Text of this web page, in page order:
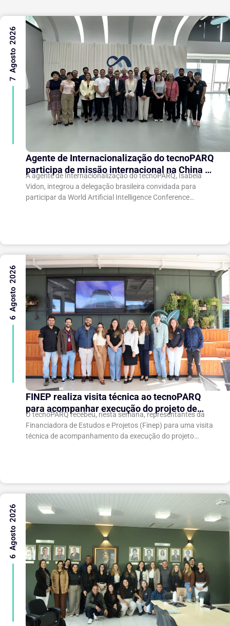
Agente de Internacionalização do tecnoPARQ
participa de missão internacional na China e
fortalece conexões com o ecossistema de
inovação
A agente de Internacionalização do tecnoPARQ, Isabela
Vidon, integrou a delegação brasileira convidada para
participar da World Artificial Intelligence Conference
7 Agosto 2026
FINEP realiza visita técnica ao tecnoPARQ
para acompanhar execução do projeto de
expansão do Parque Tecnológico
O tecnoPARQ recebeu, nesta semana, representantes da
Financiadora de Estudos e Projetos (Finep) para uma visita
técnica de acompanhamento da execução do projeto
6 Agosto 2026
6 Agosto 2026